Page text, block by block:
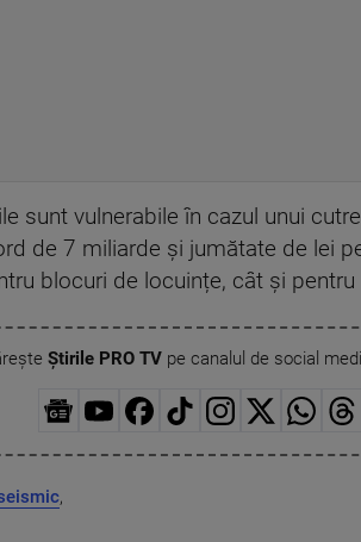
sunt vulnerabile în cazul unui
de 7 miliarde și jumătate de lei
blocuri de locuințe, cât și
Știrile PRO TVpe canalul de social
,